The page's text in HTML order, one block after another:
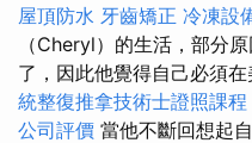
屋頂防水 牙齒矯正 冷凍設
（Cheryl）的生活，部分
了，因此他覺得自己必須
統整復推拿技術士證照課程
公司評價 當他不斷回想起